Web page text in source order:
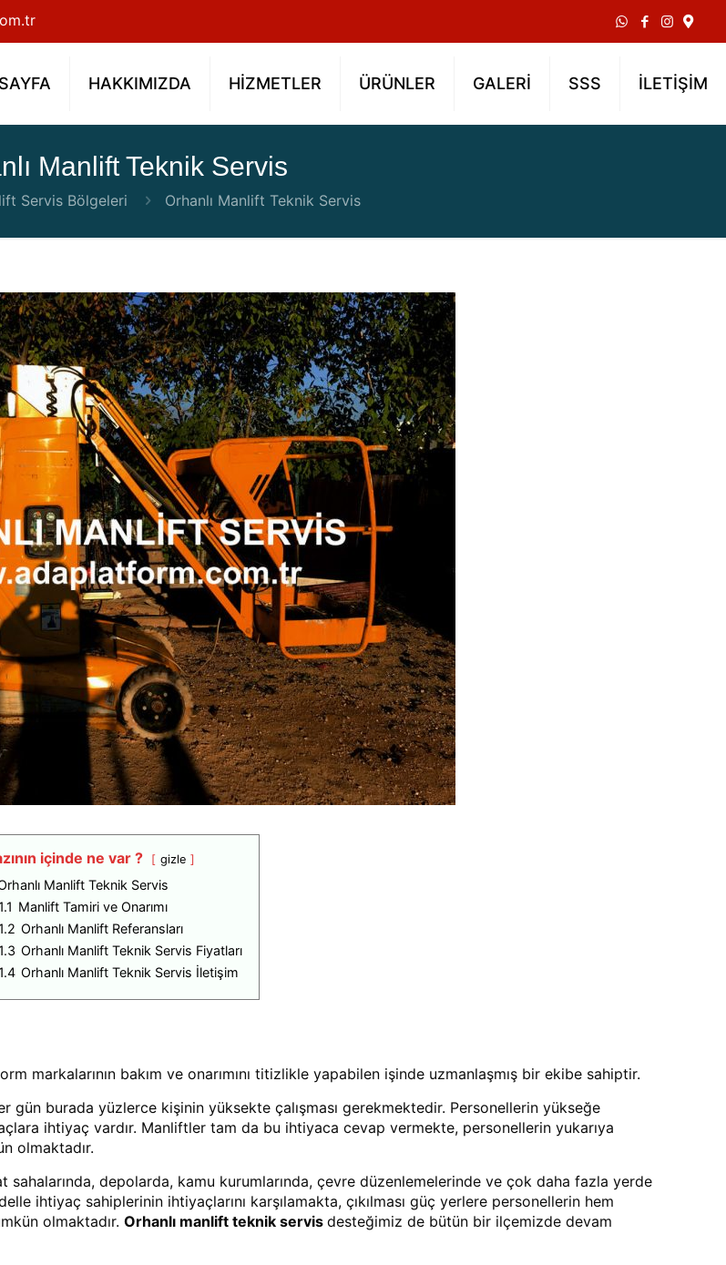
HAKKIMIZDA HİZMETLER ÜRÜNLER GALERİ SSS İLETİŞİM
Manlift Teknik Servis
Servis Bölgeleri Orhanlı Manlift Teknik Servis
içinde ne var ? gizle
Manlift Teknik Servis
Manlift Tamiri ve Onarımı
Orhanlı Manlift Referansları
Orhanlı Manlift Teknik Servis Fiyatları
Orhanlı Manlift Teknik Servis İletişim
markalarının bakım ve onarımını titizlikle yapabilen işinde uzmanlaşmış bir ekibe sahiptir.
gün burada yüzlerce kişinin yüksekte çalışması gerekmektedir. Personellerin yükseğe
ihtiyaç vardır. Manliftler tam da bu ihtiyaca cevap vermekte, personellerin yukarıya
olmaktadır.
sahalarında, depolarda, kamu kurumlarında, çevre düzenlemelerinde ve çok daha fazla yerde
ihtiyaç sahiplerinin ihtiyaçlarını karşılamakta, çıkılması güç yerlere personellerin hem
olmaktadır.Orhanlı manlift teknik servisdesteğimiz de bütün bir ilçemizde devam